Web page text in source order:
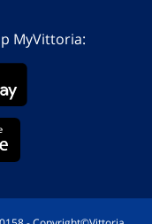
MyVittoria: